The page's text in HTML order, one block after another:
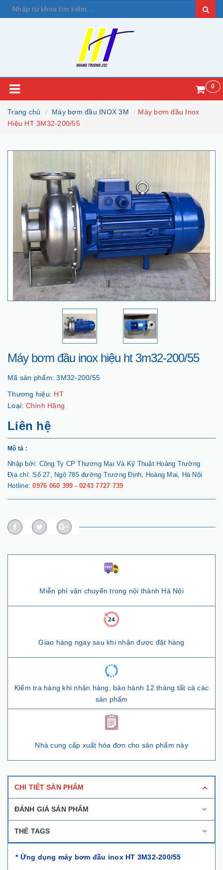
0
Trang chủ Máy bơm đầu INOX 3M
Máy bơm đầu Inox
Hiệu HT 3M32-200/55
Máy bơm đầu inox hiệu ht 3m32-200/55
Mã sản phẩm:3M32-200/55
Thương hiệu: HT
Loại: Chính Hãng
Liên hệ
Mô tả :
Nhập bởi: Công Ty CP Thương Mại Và Kỹ Thuật Hoàng Trường
Địa chỉ: Số 27, Ngõ 785 đường Trương Định, Hoàng Mai, Hà Nội
Hotline:0976 060 399 - 0243 7727 739
Miễn phí vận chuyển trong nội thành Hà Nội
Giao hàng ngay sau khi nhận được đặt hàng
Kiểm tra hàng khi nhận hàng, bảo hành 12 tháng tất cả các
sản phẩm
Nhà cung cấp xuất hóa đơn cho sản phẩm này
CHI TIẾT SẢN PHẨM
ĐÁNH GIÁ SẢN PHẨM
THẺ TAGS
* Ứng dụng máy bơm đầu inox HT 3M32-200/55